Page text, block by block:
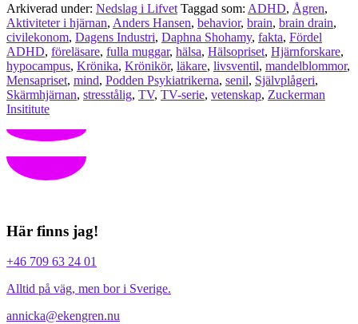
Arkiverad under: Nedslag i Lifvet Taggad som: ADHD, Ågren,
Aktiviteter i hjärnan, Anders Hansen, behavior, brain, brain drain,
civilekonom, Dagens Industri, Daphna Shohamy, fakta, Fördel
ADHD, föreläsare, fulla muggar, hälsa, Hälsopriset, Hjärnforskare,
hypocampus, Krönika, Krönikör, läkare, livsventil, mandelblommor,
Mensapriset, mind, Podden Psykiatrikerna, senil, Självplågeri,
Skärmhjärnan, stresstålig, TV, TV-serie, vetenskap, Zuckerman
Insititute
Här finns jag!
+46 709 63 24 01
Alltid på väg, men bor i Sverige.
annicka@ekengren.nu